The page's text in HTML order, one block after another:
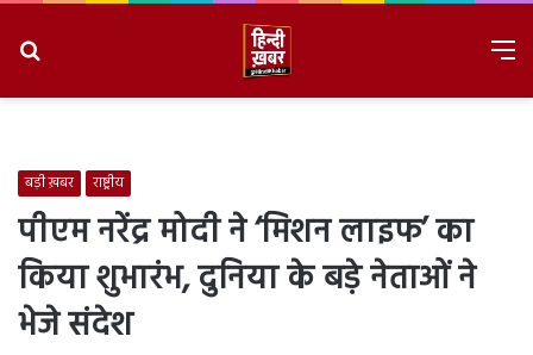
बड़ी ख़बर राष्ट्रीय
पीएम नरेंद्र मोदी ने ‘मिशन लाइफ’ का
किया शुभारंभ, दुनिया के बड़े नेताओं ने
भेजे संदेश